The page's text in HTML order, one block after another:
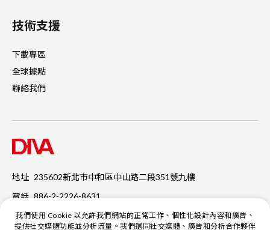
技術支援
下載專區
全球據點
聯絡我們
地址 235602新北市中和區中山路二段351號九樓
電話 886-2-2226-8631
傳真 886-2-2226-2453
我們使用 Cookie 以允許我們網站的正常工作、個性化設計內容和廣告、
提供社交媒體功能並分析流量。我們還同社交媒體、廣告和分析合作夥伴